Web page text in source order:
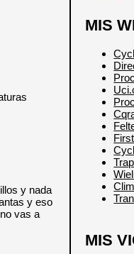
y nada
y eso
vas a
MIS
MIS